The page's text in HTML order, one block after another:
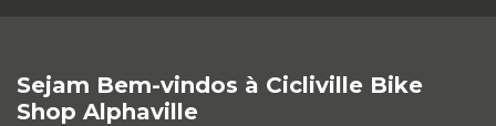
Sejam Bem-vindos à Cicliville Bike
Shop Alphaville